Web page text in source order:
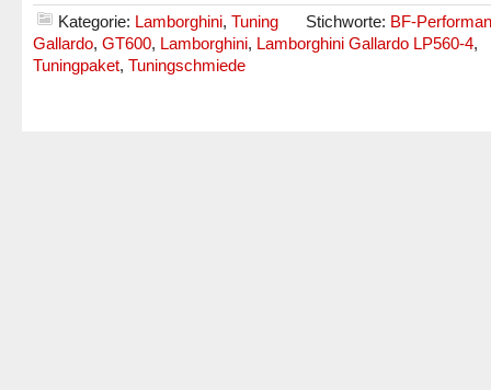
Kategorie: Lamborghini, Tuning Stichworte: BF-
Gallardo, GT600, Lamborghini, Lamborghini Gallardo LP560-4,
Tuningpaket, Tuningschmiede